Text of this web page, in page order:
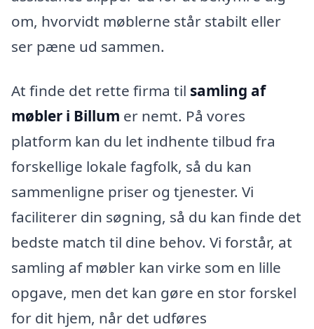
om, hvorvidt møblerne står stabilt eller
ser pæne ud sammen.
At finde det rette firma til samling af
møbler i Billum er nemt. På vores
platform kan du let indhente tilbud fra
forskellige lokale fagfolk, så du kan
sammenligne priser og tjenester. Vi
faciliterer din søgning, så du kan finde det
bedste match til dine behov. Vi forstår, at
samling af møbler kan virke som en lille
opgave, men det kan gøre en stor forskel
for dit hjem, når det udføres